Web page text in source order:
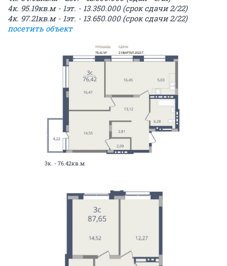
4к. 95.19кв.м - 1эт. - 13.350.000 (срок сдачи 2/22)
4к. 97.21кв.м - 1эт. - 13.650.000 (срок сдачи 2/22)
посетить объект
3к. - 76.42кв.м